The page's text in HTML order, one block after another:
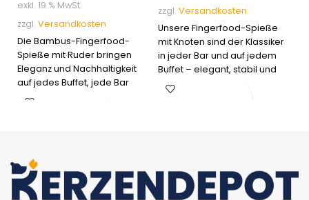
exkl. 19 % MwSt.
zzgl. Versandkosten
Die Bambus-Fingerfood-
Spieße mit Ruder bringen
Eleganz und Nachhaltigkeit
auf jedes Buffet, jede Bar
oder jedes Event. Perfekt für
zzgl. Versandkosten
Unsere Fingerfood-Spieße
mit Knoten sind der Klassiker
in jeder Bar und auf jedem
Buffet – elegant, stabil und
umweltfreundlich.